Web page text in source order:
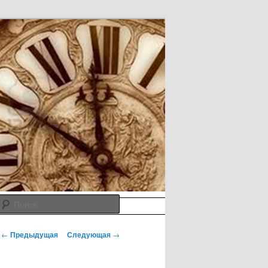
Поиск
Навигация по записям
← Предыдущая Следующая →